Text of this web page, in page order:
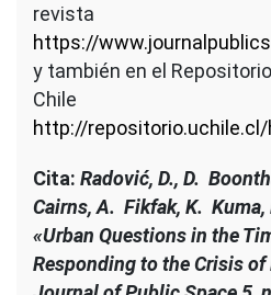
revista
https://
y también en el
Chile
http://
Cita: Radović, D., D.
Cairns, A. Fikfak, K.
«Urban Questions in the
Responding to the Crisis of